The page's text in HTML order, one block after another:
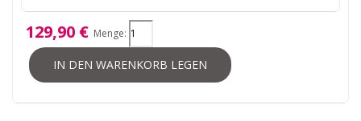
129,90 € Menge:
IN DEN WARENKORB LEGEN